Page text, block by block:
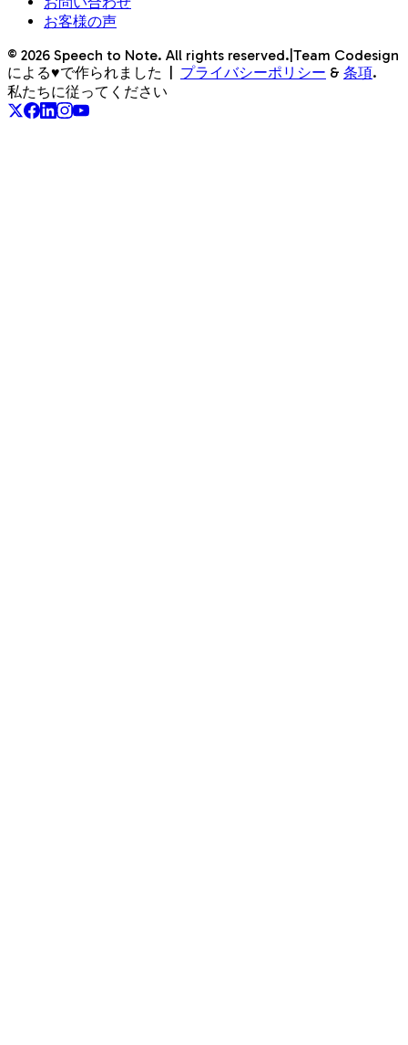
お客様の声
© 2026 Speech to Note. All rights reserved. Team Codesign
による♥で作られました
プライバシーポリシー & 条項.
私たちに従ってください